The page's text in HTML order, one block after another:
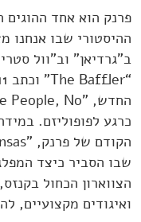
פרנק הוא אחד ההוגים
ההיסטורי שבו אנחנו
ב"גרדיאן" וב"וול
כרגע לפופוליזם.
שבו הסביר כיצד
הצווארון הכחול
ואיגודים מקצועיים,